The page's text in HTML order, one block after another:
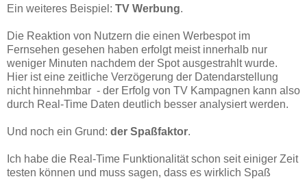
Ein weiteres Beispiel: TV Werbung.
Die Reaktion von Nutzern die einen Werbespot im
Fernsehen gesehen haben erfolgt meist innerhalb nur
weniger Minuten nachdem der Spot ausgestrahlt wurde.
Hier ist eine zeitliche Verzögerung der Datendarstellung
nicht hinnehmbar - der Erfolg von TV Kampagnen kann also
durch Real-Time Daten deutlich besser analysiert werden.
Und noch ein Grund: der Spaßfaktor.
Ich habe die Real-Time Funktionalität schon seit einiger Zeit
testen können und muss sagen, dass es wirklich Spaß